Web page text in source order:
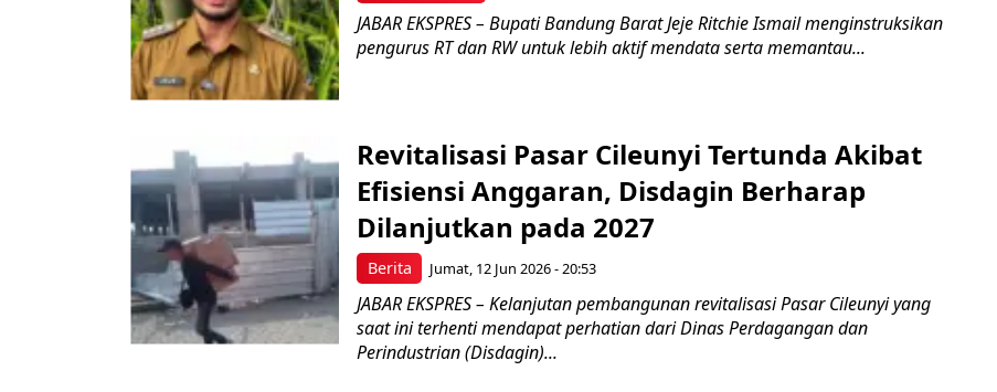
JABAR EKSPRES – Bupati Bandung Barat Jeje Ritchie Ismail menginstruksikan
pengurus RT dan RW untuk lebih aktif mendata serta memantau...
Berita
Revitalisasi Pasar Cileunyi Tertunda Akibat
Efisiensi Anggaran, Disdagin Berharap
Dilanjutkan pada 2027
Jumat, 12 Jun 2026 - 20:53
JABAR EKSPRES – Kelanjutan pembangunan revitalisasi Pasar Cileunyi yang
saat ini terhenti mendapat perhatian dari Dinas Perdagangan dan
Perindustrian (Disdagin)...